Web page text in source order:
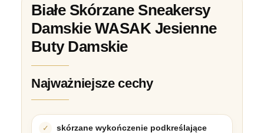
Białe Skórzane Sneakersy
Damskie WASAK Jesienne
Buty Damskie
Najważniejsze cechy
skórzane wykończenie podkreślające